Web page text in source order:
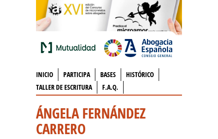
INICIO PARTICIPA BASES
HISTÓRICO
TALLER DE ESCRITURA
F.A.Q.
ÁNGELA FERNÁNDEZ
CARRERO